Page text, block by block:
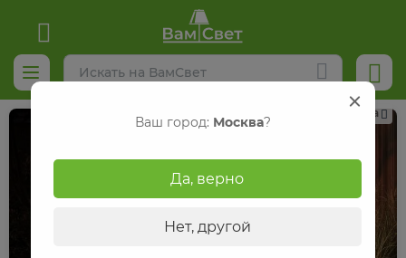
Реклама
Ваш город: Москва?
Да, верно
Нет, другой